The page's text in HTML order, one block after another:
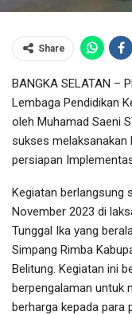
Share
BANGKA SELATAN –
Lembaga Pendidikan
oleh Muhamad Saeni
sukses melaksanakan
persiapan
Kegiatan berlangsung
November 2023 di
Tunggal Ika yang
Simpang Rimba
Belitung. Kegiatan ini
berpengalaman untuk
berharga kepada para